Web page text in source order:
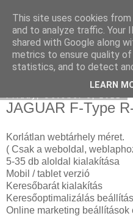
Mercedes
JAGUAR F-Type
Korlátlan webtárhely méret.
( Csak a weboldal,
5-35 db aloldal kialakítása
Mobil / tablet verzió
Keresőbarát kialakítás
Keresőoptimalizálás
Online marketing beállítások
This site uses cookies
and to analyze traffic. Your
shared with Google along
metrics to ensure quality
statistics, and to detect
LEARN